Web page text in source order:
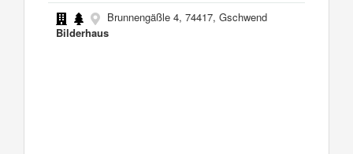
Brunnengäßle 4, 74417, Gschwend
Bilderhaus